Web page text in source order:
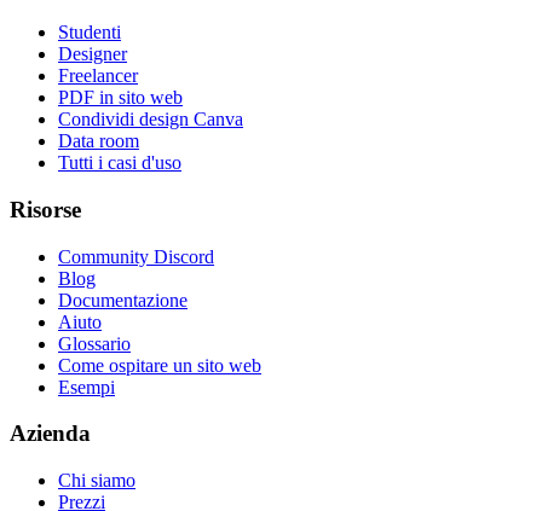
Studenti
Designer
Freelancer
PDF in sito web
Condividi design Canva
Data room
Tutti i casi d'uso
Risorse
Community Discord
Blog
Documentazione
Aiuto
Glossario
Come ospitare un sito web
Esempi
Azienda
Chi siamo
Prezzi